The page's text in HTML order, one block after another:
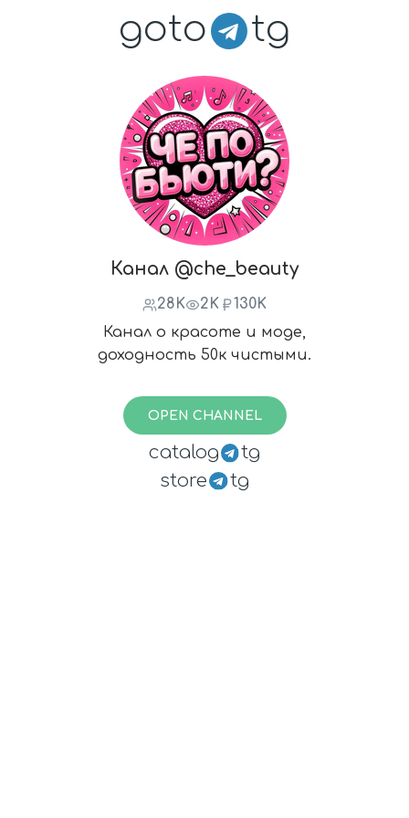
goto tg
Канал @che_beauty
28K 2K
130K
Канал о красоте и моде,
доходность 50к чистыми.
OPEN CHANNEL
catalog
tg
store
tg